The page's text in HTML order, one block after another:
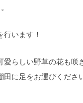
います！
らしい野草の花も咲
に足をお運びくださ